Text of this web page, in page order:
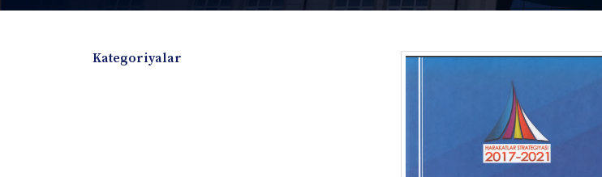
Kategoriyalar